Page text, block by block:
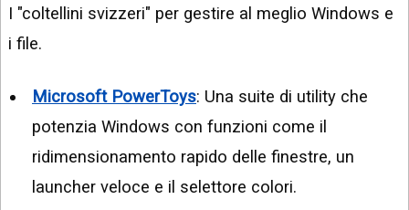
I "coltellini svizzeri" per gestire al meglio Windows e
i file.
Microsoft PowerToys: Una suite di utility che
potenzia Windows con funzioni come il
ridimensionamento rapido delle finestre, un
launcher veloce e il selettore colori.